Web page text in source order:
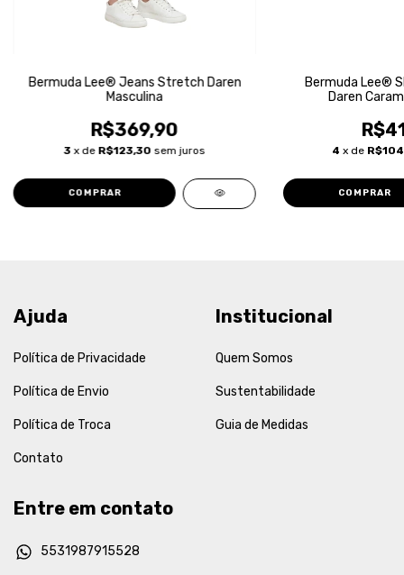
Bermuda Lee® Jeans Stretch Daren
Masculina
R$369,90
3 x de R$123,30 sem juros
COMPRAR
Bermuda Lee®
Daren
4 x de
COMPRAR
Ajuda
Política de Privacidade
Política de Envio
Política de Troca
Contato
Institucional
Quem Somos
Sustentabilidade
Guia de Medidas
Entre em contato
5531987915528